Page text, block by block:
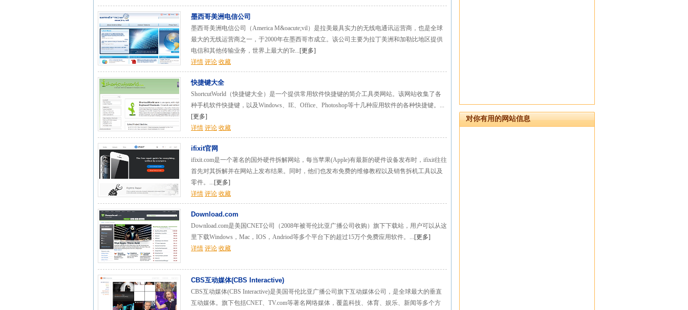
墨西哥美洲电信公司
墨西哥美洲电信公司（America M&oacute;vil）是拉美最具实力的无线电通讯运营商，也是全球
最大的无线运营商之一，于2000年在墨西哥市成立。该公司主要为拉丁美洲和加勒比地区提供
电信和其他传输业务，世界上最大的Te...[更多]
详情 评论 收藏
快捷键大全
ShortcutWorld（快捷键大全）是一个提供常用软件快捷键的简介工具类网站。该网站收集了各
种手机软件快捷键，以及Windows、IE、Office、Photoshop等十几种应用软件的各种快捷键。...
[更多]
详情 评论 收藏
ifixit官网
ifixit.com是一个著名的国外硬件拆解网站，每当苹果(Apple)有最新的硬件设备发布时，ifixit往往
首先对其拆解并在网站上发布结果。同时，他们也发布免费的维修教程以及销售拆机工具以及
零件。...[更多]
详情 评论 收藏
Download.com
Download.com是美国CNET公司（2008年被哥伦比亚广播公司收购）旗下下载站，用户可以从这
里下载Windows，Mac，IOS，Andriod等多个平台下的超过15万个免费应用软件。...[更多]
详情 评论 收藏
CBS互动媒体(CBS Interactive)
CBS互动媒体(CBS Interactive)是美国哥伦比亚广播公司旗下互动媒体公司，是全球最大的垂直
互动媒体。旗下包括CNET、TV.com等著名网络媒体，覆盖科技、体育、娱乐、新闻等多个方
对你有用的网站信息